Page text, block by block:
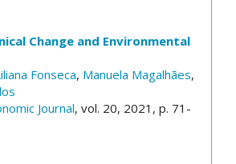
Change and Environmental
Fonseca, Manuela Magalhães,
Journal, vol. 20, 2021, p. 71-